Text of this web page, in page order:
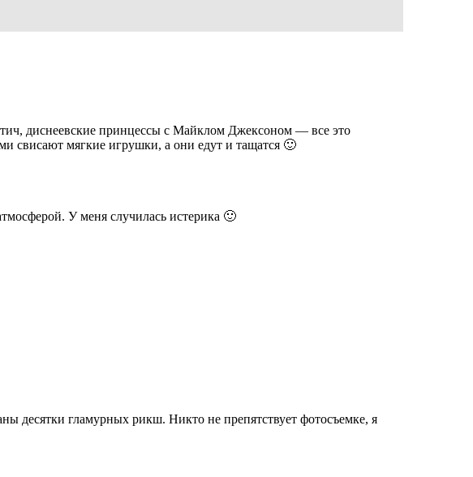
диснеевские принцессы с Майклом Джексоном — все это
свисают мягкие игрушки, а они едут и тащатся 🙂
У меня случилась истерика 🙂
десятки гламурных рикш. Никто не препятствует фотосъемке, я